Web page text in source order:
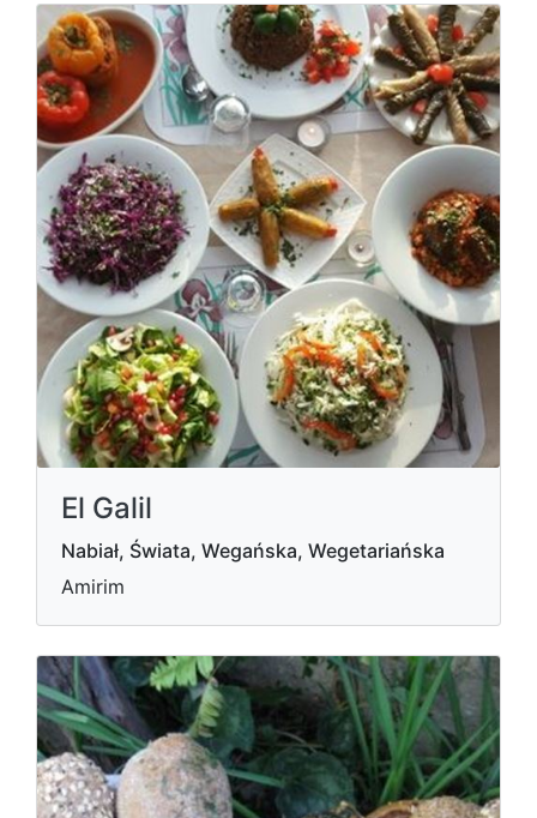
El Galil
Nabiał, Świata, Wegańska, Wegetariańska
Amirim